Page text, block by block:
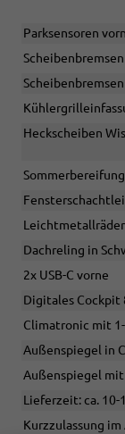
Parksensoren
Heckscheiben
Dachreling in
2x USB-C vorne
Digitales Cockpit
Climatronic mit
Außenspiegel in
Außenspiegel
Lieferzeit: ca. 10-
Kurzzulassung im